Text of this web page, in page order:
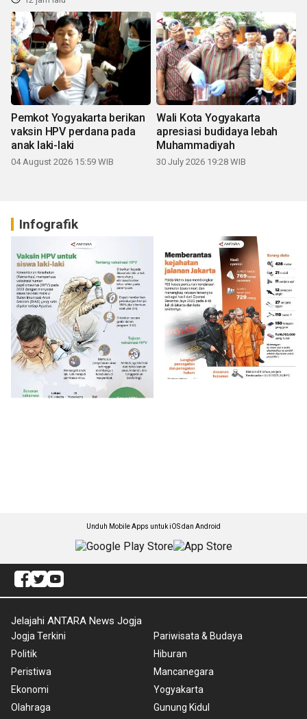
Pemkot Yogyakarta berikan
vaksin HPV perdana pada
anak laki-laki
04 August 2026 15:59 WIB
Wali Kota Yogyakarta
apresiasi budidaya lebah
Muhammadiyah
30 July 2026 19:28 WIB
Infografik
Unduh Mobile Apps untuk iOS dan Android
Jelajahi ANTARA News Jogja
Jogja Terkini
Politik
Peristiwa
Ekonomi
Olahraga
Pariwisata & Budaya
Hiburan
Mancanegara
Yogyakarta
Gunung Kidul